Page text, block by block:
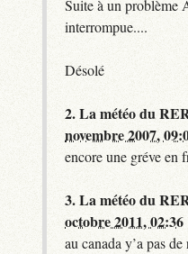
Suite à un problème
interrompue....
Désolé
2.La météo du
novembre 2007,
encore une gréve en
3.La météo du
octobre 2011, 02:36
au canada y’a pas